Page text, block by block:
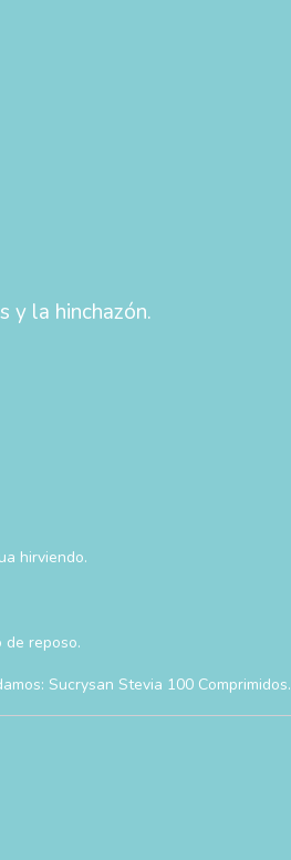
y la hinchazón.
hirviendo.
reposo.
Sucrysan Stevia 100 Comprimidos.